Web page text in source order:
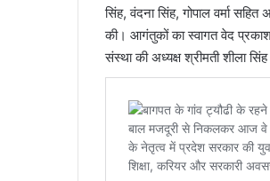
सिंह, वंदना सिंह, गोपाल वर्मा
की। आगंतुकों का स्वागत वेद प्रकाश
संस्था की अध्यक्ष श्रीमती शीला